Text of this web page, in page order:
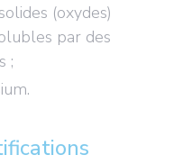
(oxydes)
par des
;